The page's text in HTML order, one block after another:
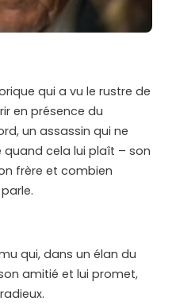
qui a vu le rustre de
en présence du
un assassin qui ne
cela lui plaît – son
frère et combien
qui, dans un élan du
amitié et lui promet,